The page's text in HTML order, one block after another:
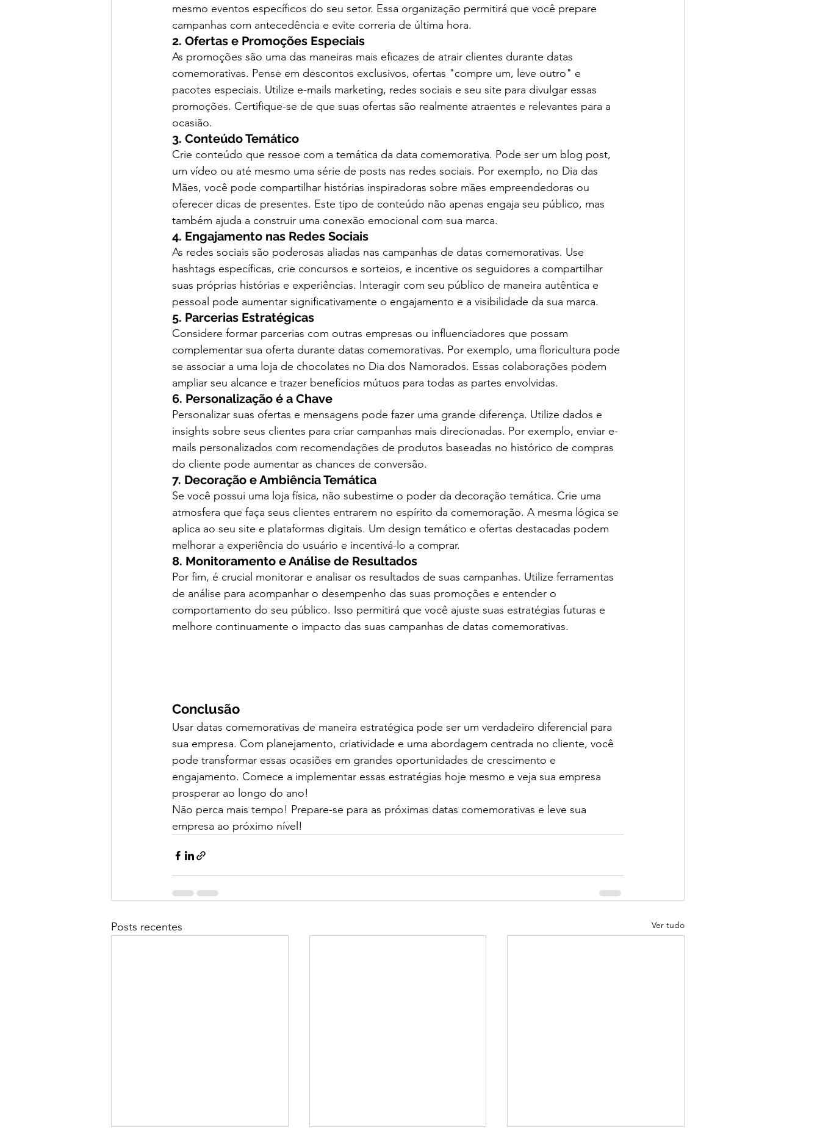
mesmo eventos específicos do seu setor. Essa organização permitirá que você prepare
campanhas com antecedência e evite correria de última hora.
2. Ofertas e Promoções Especiais
As promoções são uma das maneiras mais eficazes de atrair clientes durante datas
comemorativas. Pense em descontos exclusivos, ofertas "compre um, leve outro" e
pacotes especiais. Utilize e-mails marketing, redes sociais e seu site para divulgar essas
promoções. Certifique-se de que suas ofertas são realmente atraentes e relevantes para a
ocasião.
3. Conteúdo Temático
Crie conteúdo que ressoe com a temática da data comemorativa. Pode ser um blog post,
um vídeo ou até mesmo uma série de posts nas redes sociais. Por exemplo, no Dia das
Mães, você pode compartilhar histórias inspiradoras sobre mães empreendedoras ou
oferecer dicas de presentes. Este tipo de conteúdo não apenas engaja seu público, mas
também ajuda a construir uma conexão emocional com sua marca.
4. Engajamento nas Redes Sociais
As redes sociais são poderosas aliadas nas campanhas de datas comemorativas. Use
hashtags específicas, crie concursos e sorteios, e incentive os seguidores a compartilhar
suas próprias histórias e experiências. Interagir com seu público de maneira autêntica e
pessoal pode aumentar significativamente o engajamento e a visibilidade da sua marca.
5. Parcerias Estratégicas
Considere formar parcerias com outras empresas ou influenciadores que possam
complementar sua oferta durante datas comemorativas. Por exemplo, uma floricultura pode
se associar a uma loja de chocolates no Dia dos Namorados. Essas colaborações podem
ampliar seu alcance e trazer benefícios mútuos para todas as partes envolvidas.
6. Personalização é a Chave
Personalizar suas ofertas e mensagens pode fazer uma grande diferença. Utilize dados e
insights sobre seus clientes para criar campanhas mais direcionadas. Por exemplo, enviar e-
mails personalizados com recomendações de produtos baseadas no histórico de compras
do cliente pode aumentar as chances de conversão.
7. Decoração e Ambiência Temática
Se você possui uma loja física, não subestime o poder da decoração temática. Crie uma
atmosfera que faça seus clientes entrarem no espírito da comemoração. A mesma lógica se
aplica ao seu site e plataformas digitais. Um design temático e ofertas destacadas podem
melhorar a experiência do usuário e incentivá-lo a comprar.
8. Monitoramento e Análise de Resultados
Por fim, é crucial monitorar e analisar os resultados de suas campanhas. Utilize ferramentas
de análise para acompanhar o desempenho das suas promoções e entender o
comportamento do seu público. Isso permitirá que você ajuste suas estratégias futuras e
melhore continuamente o impacto das suas campanhas de datas comemorativas.
Conclusão
Usar datas comemorativas de maneira estratégica pode ser um verdadeiro diferencial para
sua empresa. Com planejamento, criatividade e uma abordagem centrada no cliente, você
pode transformar essas ocasiões em grandes oportunidades de crescimento e
engajamento. Comece a implementar essas estratégias hoje mesmo e veja sua empresa
prosperar ao longo do ano!
Não perca mais tempo! Prepare-se para as próximas datas comemorativas e leve sua
empresa ao próximo nível!
Posts recentes Ver tudo